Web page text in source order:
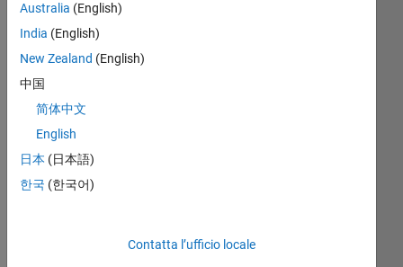
Rox_LAeq_v_LFN.jpg
Q:
ho
can
I
bes
t
Australia (English)
India (English)
New Zealand (English)
中国
简体中文
English
日本 (日本語)
한국 (한국어)
Contatta l’ufficio locale